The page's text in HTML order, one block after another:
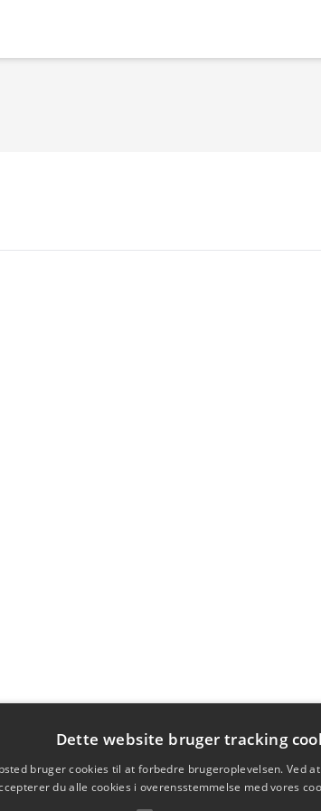
Dette website bruger tracking
bruger cookies til at forbedre brugeroplevelsen. Ved
du alle cookies i overensstemmelse med vores